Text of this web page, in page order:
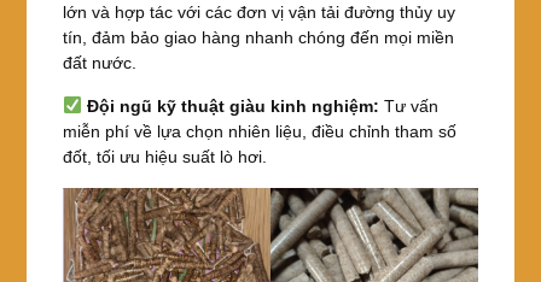
lớn và hợp tác với các đơn vị vận tải đường thủy uy
tín, đảm bảo giao hàng nhanh chóng đến mọi miền
đất nước.
Đội ngũ kỹ thuật giàu kinh nghiệm: Tư vấn
miễn phí về lựa chọn nhiên liệu, điều chỉnh tham số
đốt, tối ưu hiệu suất lò hơi.